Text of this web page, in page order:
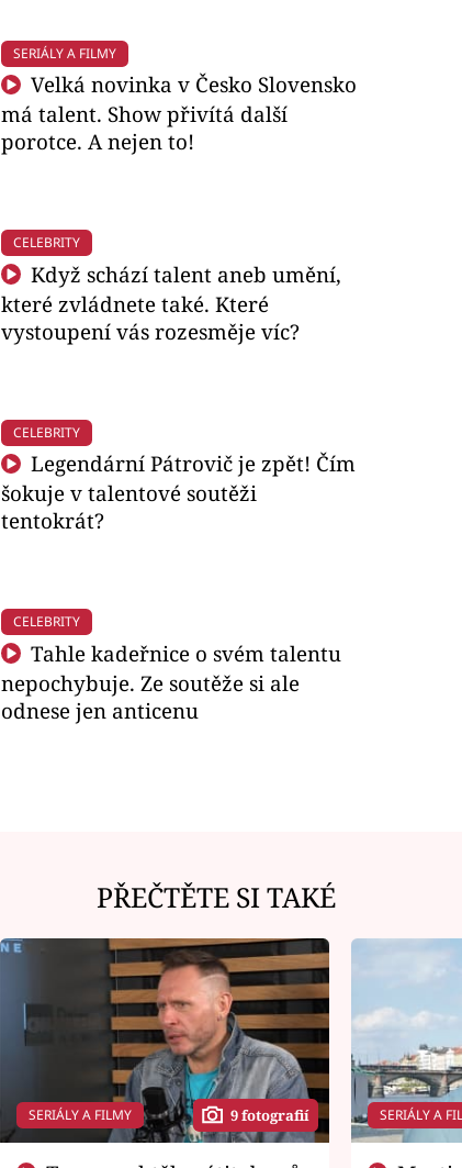
SERIÁLY A FILMY
Velká novinka v Česko Slovensko
má talent. Show přivítá další
porotce. A nejen to!
CELEBRITY
Když schází talent aneb umění,
které zvládnete také. Které
vystoupení vás rozesměje víc?
CELEBRITY
Legendární Pátrovič je zpět! Čím
šokuje v talentové soutěži
tentokrát?
CELEBRITY
Tahle kadeřnice o svém talentu
nepochybuje. Ze soutěže si ale
odnese jen anticenu
PŘEČTĚTE SI TAKÉ
SERIÁLY A FILMY 9 fotografií SERIÁLY A